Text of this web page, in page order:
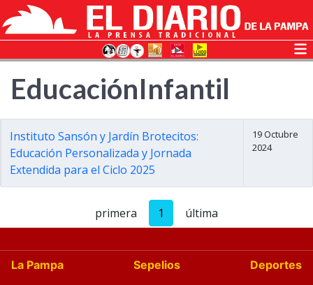
EducaciónInfantil
Instituto Sansón y Jardín Brotecitos:
Educación Personalizada y Jornada
Extendida para el Ciclo 2025
19 Octubre
2024
primera 1 última
La Pampa Sepelios
Deportes